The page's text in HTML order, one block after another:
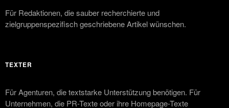
Für Redaktionen, die sauber recherchierte und
zielgruppenspezifisch geschriebene Artikel wünschen.
TEXTER
Für Agenturen, die textstarke Unterstützung benötigen. Für
Unternehmen, die PR-Texte oder ihre Homepage-Texte